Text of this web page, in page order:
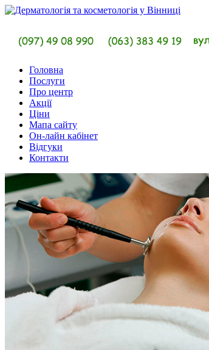
Головна
Послуги
Про центр
Акції
Ціни
Мапа сайту
Он-лайн кабінет
Відгуки
Контакти